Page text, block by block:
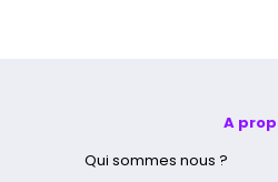
A
Qui sommes nous ?